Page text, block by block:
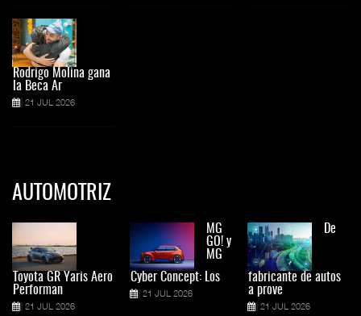
Rodrigo Molina gana
la Beca Ar
21 JUL 2026
AUTOMOTRIZ
Toyota GR Yaris Aero
Performan
21 JUL 2026
MG
GO! y
MG
Cyber Concept: Los
21 JUL 2026
De
fabricante de autos
a prove
21 JUL 2026